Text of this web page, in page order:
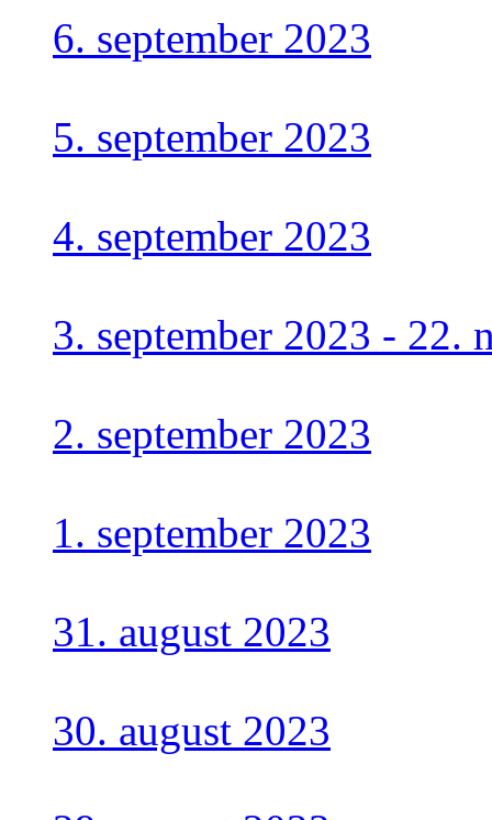
6. september 2023
5. september 2023
4. september 2023
3. september 2023 - 22.
2. september 2023
1. september 2023
31. august 2023
30. august 2023